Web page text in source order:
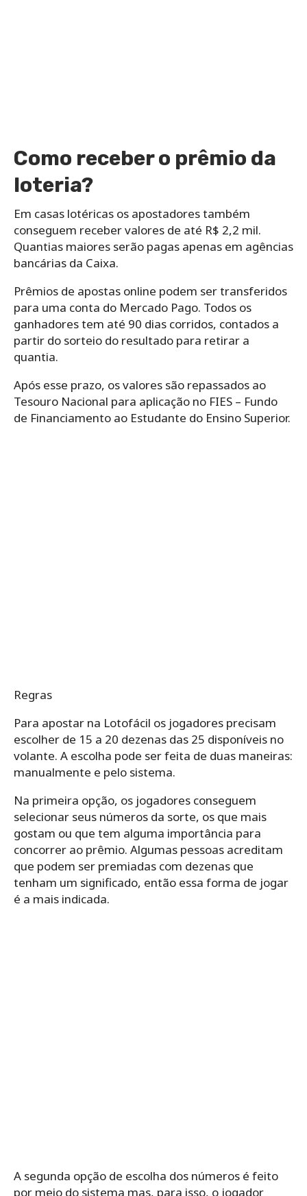
Como receber o prêmio da
loteria?
Em casas lotéricas os apostadores também
conseguem receber valores de até R$ 2,2 mil.
Quantias maiores serão pagas apenas em agências
bancárias da Caixa.
Prêmios de apostas online podem ser transferidos
para uma conta do Mercado Pago. Todos os
ganhadores tem até 90 dias corridos, contados a
partir do sorteio do resultado para retirar a
quantia.
Após esse prazo, os valores são repassados ao
Tesouro Nacional para aplicação no FIES – Fundo
de Financiamento ao Estudante do Ensino Superior.
Regras
Para apostar na Lotofácil os jogadores precisam
escolher de 15 a 20 dezenas das 25 disponíveis no
volante. A escolha pode ser feita de duas maneiras:
manualmente e pelo sistema.
Na primeira opção, os jogadores conseguem
selecionar seus números da sorte, os que mais
gostam ou que tem alguma importância para
concorrer ao prêmio. Algumas pessoas acreditam
que podem ser premiadas com dezenas que
tenham um significado, então essa forma de jogar
é a mais indicada.
A segunda opção de escolha dos números é feito
por meio do sistema mas, para isso, o jogador